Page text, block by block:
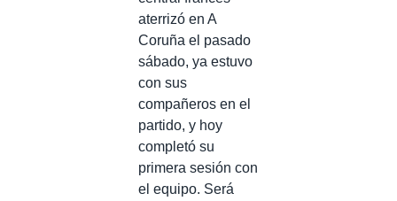
aterrizó en A
Coruña el pasado
sábado, ya estuvo
con sus
compañeros en el
partido, y hoy
completó su
primera sesión con
el equipo. Será